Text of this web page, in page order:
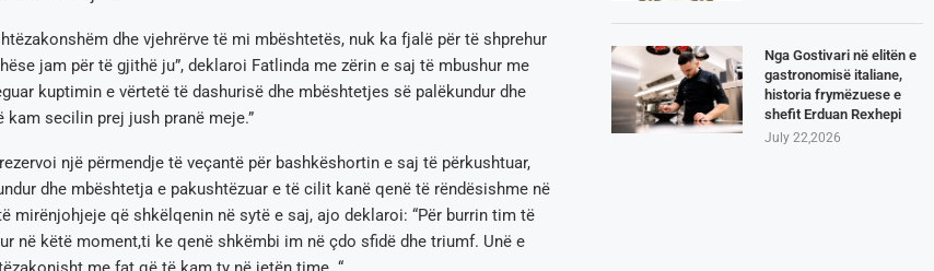
dhe vjehrërve të mi mbështetës, nuk ka fjalë për të shprehur
jam për të gjithë ju”, deklaroi Fatlinda me zërin e saj të mbushur me
kuptimin e vërtetë të dashurisë dhe mbështetjes së palëkundur dhe
kam secilin prej jush pranë meje.”
një përmendje të veçantë për bashkëshortin e saj të përkushtuar,
dhe mbështetja e pakushtëzuar e të cilit kanë qenë të rëndësishme në
mirënjohjeje që shkëlqenin në sytë e saj, ajo deklaroi: “Për burrin tim të
në këtë moment,ti ke qenë shkëmbi im në çdo sfidë dhe triumf. Unë e
Nga Gostivari në elitën e
gastronomisë italiane,
historia frymëzuese e
shefit Erduan Rexhepi
July 22,2026